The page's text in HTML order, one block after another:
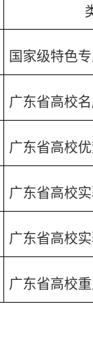
国家级特色
广东省高校
广东省高校
广东省高校
广东省高校
广东省高校